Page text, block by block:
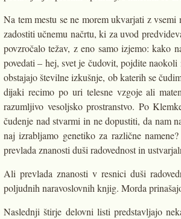
Na tem mestu se ne morem ukvarjati z
zadostiti učnemu načrtu, ki za uvod
povzročalo težav, z eno samo izjemo: kako
povedati – hej, svet je čudovit, pojdite
obstajajo številne izkušnje, ob katerih se
dijaki recimo po uri telesne vzgoje ali
razumljivo vesoljsko prostranstvo. Po
čudenje nad stvarmi in ne dopustiti, da nam
naj izrabljamo genetiko za različne
prevlada znanosti duši radovednost in
Ali prevlada znanosti v resnici duši
poljudnih naravoslovnih knjig. Morda
Naslednji štirje delovni listi predstavljajo